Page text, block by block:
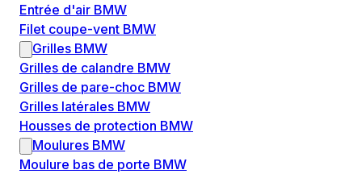
Entrée d'air BMW
Filet coupe-vent BMW
Grilles BMW
Grilles de calandre BMW
Grilles de pare-choc BMW
Grilles latérales BMW
Housses de protection BMW
Moulures BMW
Moulure bas de porte BMW